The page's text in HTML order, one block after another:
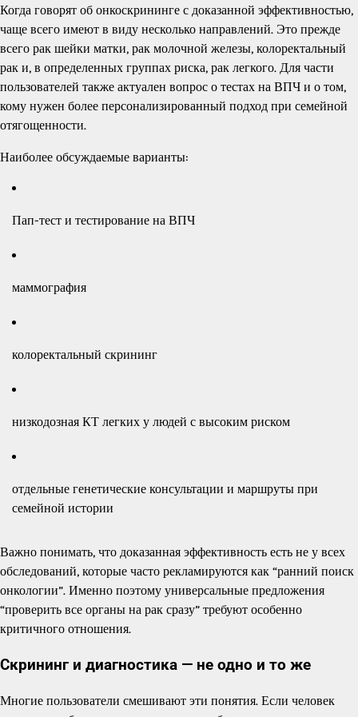
Когда говорят об онкоскрининге с доказанной эффективностью,
чаще всего имеют в виду несколько направлений. Это прежде
всего рак шейки матки, рак молочной железы, колоректальный
рак и, в определенных группах риска, рак легкого. Для части
пользователей также актуален вопрос о тестах на ВПЧ и о том,
кому нужен более персонализированный подход при семейной
отягощенности.
Наиболее обсуждаемые варианты:
Пап-тест и тестирование на ВПЧ
маммография
колоректальный скрининг
низкодозная КТ легких у людей с высоким риском
отдельные генетические консультации и маршруты при
семейной истории
Важно понимать, что доказанная эффективность есть не у всех
обследований, которые часто рекламируются как “ранний поиск
онкологии”. Именно поэтому универсальные предложения
“проверить все органы на рак сразу” требуют особенно
критичного отношения.
Скрининг и диагностика — не одно и то же
Многие пользователи смешивают эти понятия. Если человек